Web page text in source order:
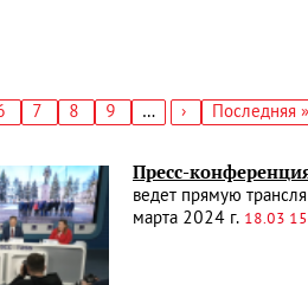
Страница
7 Страница
8 Страница
9 …
Следующая
›
Последняя
Последняя »
Пресс-
ведет прямую
марта 2024 г. 18.03